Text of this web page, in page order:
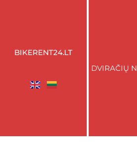
BIKERENT24.LT
DVIRAČIŲ